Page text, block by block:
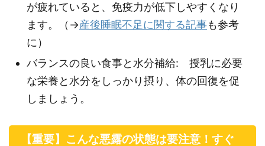
が疲れていると、免疫力が低下しやすくなり
ます。（→産後睡眠不足に関する記事も参考
に）
バランスの良い食事と水分補給: 授乳に必要
な栄養と水分をしっかり摂り、体の回復を促
しましょう。
【重要】こんな悪露の状態は要注意！すぐ